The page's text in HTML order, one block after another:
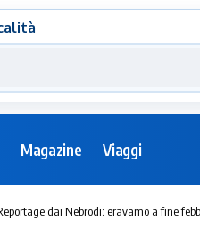
Magazine Viaggi
dai Nebrodi: eravamo a fine